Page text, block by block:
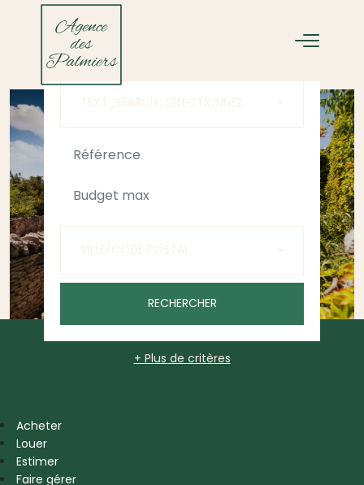
ACHETER
RECHERCHER
+ Plus de critères
Acheter
Louer
Estimer
Faire gérer